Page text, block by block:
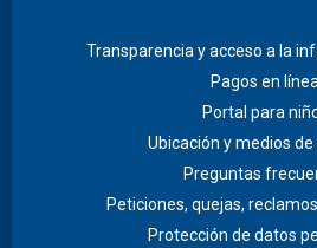
Transparencia y acceso a la
Pagos en línea
Portal para
Ubicación y medios
Preguntas
Peticiones, quejas,
Protección de datos